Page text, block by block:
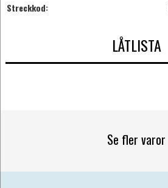
Streckkod:
LÅTLISTA
Se fler varor